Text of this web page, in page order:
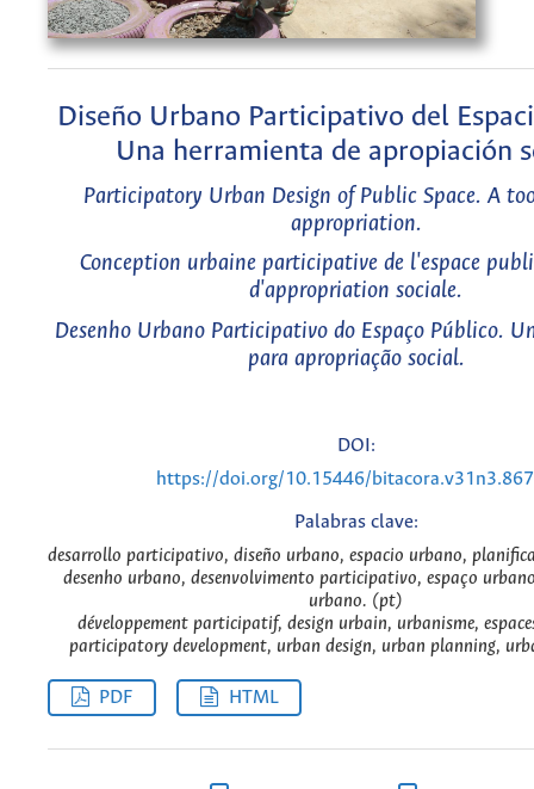
Diseño Urbano Participativo del
Una herramienta de apropiación
Participatory Urban Design of Public Space. A
appropriation.
Conception urbaine participative de l'espace
d'appropriation sociale.
Desenho Urbano Participativo do Espaço Público.
para apropriação social.
DOI:
https://doi.org/10.15446/
Palabras clave:
desarrollo participativo, diseño urbano, espacio urbano,
desenho urbano, desenvolvimento participativo, espaço
urbano. (pt)
développement participatif, design urbain, urbanisme,
participatory development, urban design, urban planning,
PDF HTML